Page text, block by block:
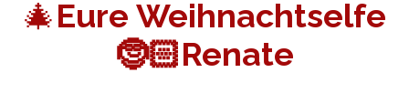
🎄Eure Weihnachtselfe
🤶🏻Renate